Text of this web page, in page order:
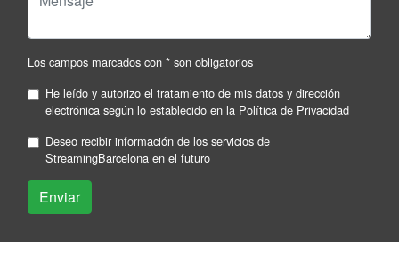
Los campos marcados con * son obligatorios
He leído y autorizo el tratamiento de mis datos y dirección
electrónica según lo establecido en la Política de Privacidad
Deseo recibir información de los servicios de
StreamingBarcelona en el futuro